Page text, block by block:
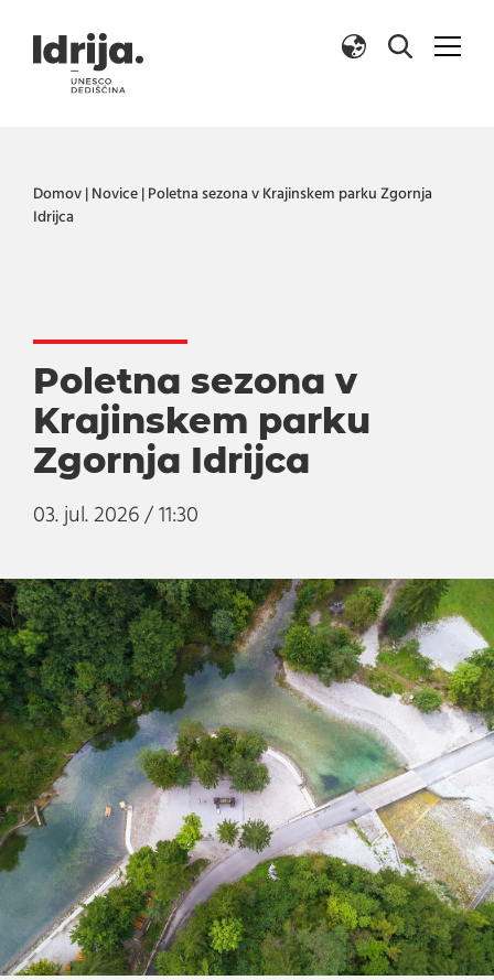
Domov Novice
Poletna sezona v Krajinskem parku Zgornja
Idrijca
Poletna sezona v
Krajinskem parku
Zgornja Idrijca
03. jul. 2026 / 11:30